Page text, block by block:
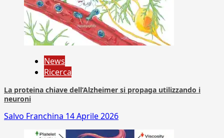
News
Ricerca
La proteina chiave dell’Alzheimer si propaga utilizzando i
neuroni
Salvo Franchina 14 Aprile 2026